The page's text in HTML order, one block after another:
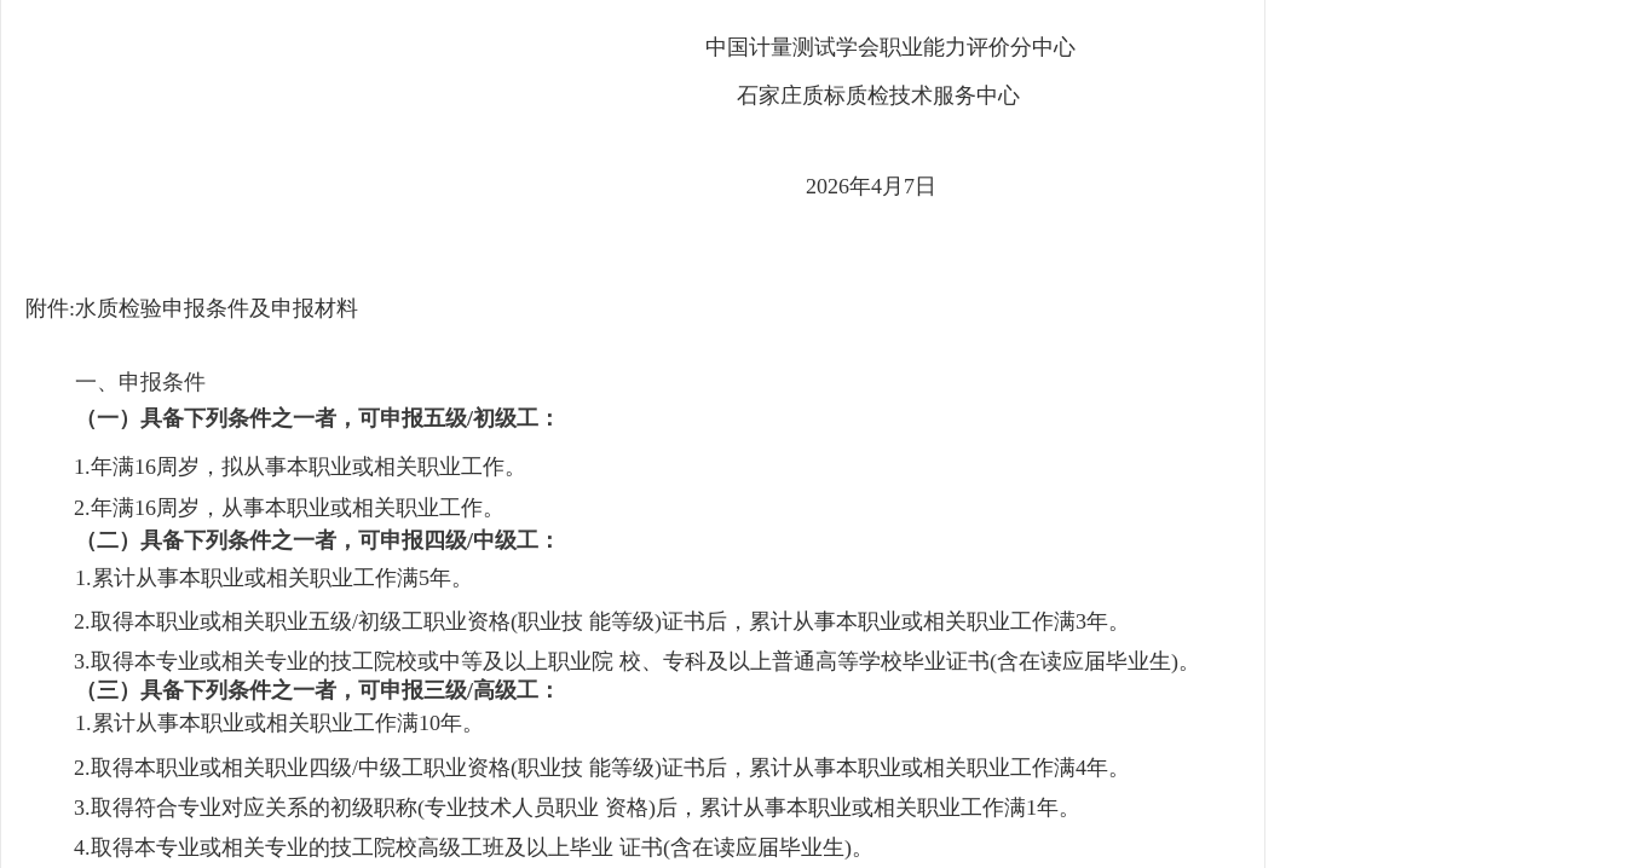
中国计量测试学会职业能力评价分中心
石家庄质标质检技术服务中心
2026年4月7日
附件:水质检验申报条件及申报材料
一、申报条件
（一）具备下列条件之一者，可申报五级/初级工：
1.年满16周岁，拟从事本职业或相关职业工作。
2.年满16周岁，从事本职业或相关职业工作。
（二）具备下列条件之一者，可申报四级/中级工：
1.累计从事本职业或相关职业工作满5年。
2.取得本职业或相关职业五级/初级工职业资格(职业技 能等级)证书后，累计从事本职业或相关职业工作满3年。
3.取得本专业或相关专业的技工院校或中等及以上职业院 校、专科及以上普通高等学校毕业证书(含在读应届毕业生)。
（三）具备下列条件之一者，可申报三级/高级工：
1.累计从事本职业或相关职业工作满10年。
2.取得本职业或相关职业四级/中级工职业资格(职业技 能等级)证书后，累计从事本职业或相关职业工作满4年。
3.取得符合专业对应关系的初级职称(专业技术人员职业 资格)后，累计从事本职业或相关职业工作满1年。
4.取得本专业或相关专业的技工院校高级工班及以上毕业 证书(含在读应届毕业生)。